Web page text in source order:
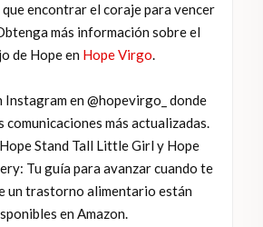
que encontrar el coraje para vencer
más información sobre el
de Hope en Hope Virgo.
Instagram en @hopevirgo_ donde
más actualizadas.
Stand Tall Little Girl y Hope
Tu guía para avanzar cuando te
un trastorno alimentario están
en Amazon.